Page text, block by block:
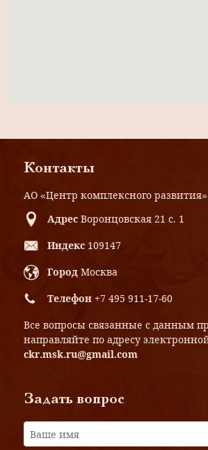
Контакты
АО «Центр комплексного развития»
Адрес Воронцовская 21 с. 1
Индекс 109147
Город Москва
Телефон +7 495 911-17-60
Все вопросы связанные с данным
направляйте по адресу
ckr.msk.ru@gmail.com
Задать вопрос